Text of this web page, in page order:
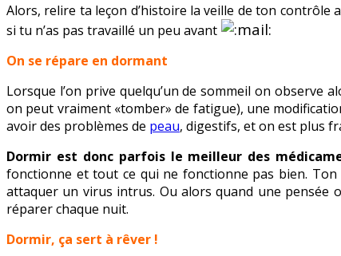
Alors, relire ta leçon d’histoire la veille de ton contrôle
si tu n’as pas travaillé un peu avant
On se répare en dormant
Lorsque l’on prive quelqu’un de sommeil on observe
on peut vraiment «tomber» de fatigue), une
avoir des problèmes de peau, digestifs, et on est plus
Dormir est donc parfois le meilleur des
fonctionne et tout ce qui ne fonctionne pas bien.
attaquer un virus intrus. Ou alors quand une pensée
réparer chaque nuit.
Dormir, ça sert à rêver !